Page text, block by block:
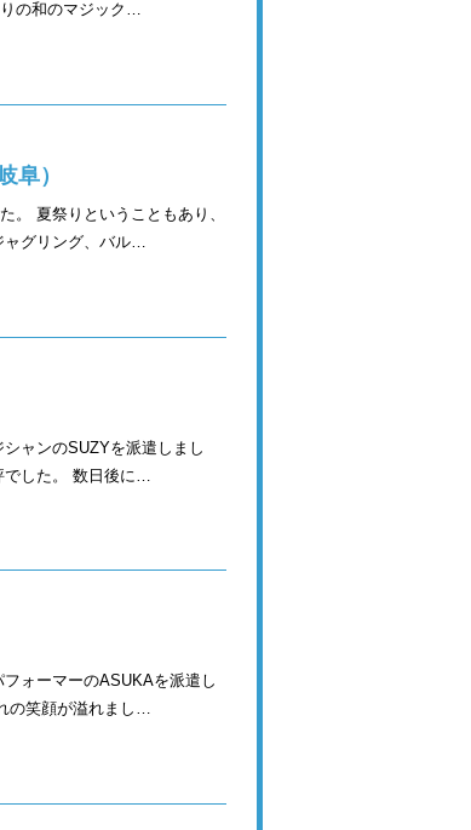
の和のマジック…
）
。 夏祭りということもあり、
ャグリング、バル…
ャンのSUZYを派遣しまし
した。 数日後に…
ォーマーのASUKAを派遣し
の笑顔が溢れまし…